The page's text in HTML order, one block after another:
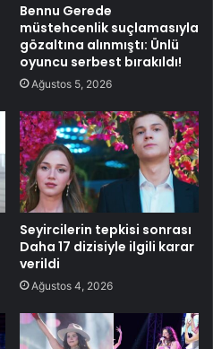
Bennu Gerede
müstehcenlik suçlamasıyla
gözaltına alınmıştı: Ünlü
oyuncu serbest bırakıldı!
Ağustos 5, 2026
Seyircilerin tepkisi sonrası
Daha 17 dizisiyle ilgili karar
verildi
Ağustos 4, 2026